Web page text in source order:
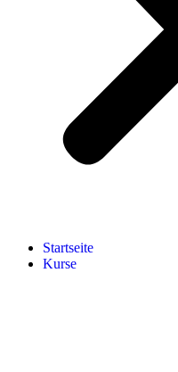
Start­sei­te
Kur­se